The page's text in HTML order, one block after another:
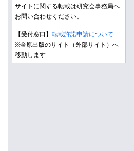
サイトに関する転載は研究会事務局へ
お問い合わせください。
【受付窓口】 転載許諾申請について
※金原出版のサイト（外部サイト）へ
移動します